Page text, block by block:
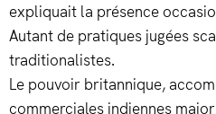
expliquait la présence
Autant de pratiques jugées
traditionalistes.
Le pouvoir britannique,
commerciales indiennes